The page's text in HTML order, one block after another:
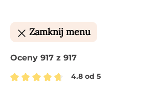
Zamknij menu
Oceny 917 z 917
4.8 od 5